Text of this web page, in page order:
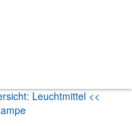
Leuchtmittel <<